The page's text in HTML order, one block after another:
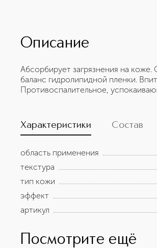
Описание
Абсорбирует загрязнения на
баланс гидролипидной пленки.
Противоспалительное,
Характеристики Состав
область применения
текстура
тип кожи
эффект
артикул
Посмотрите ещё